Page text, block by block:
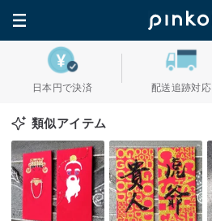
日本円で決済 配送追跡対応
類似アイテム